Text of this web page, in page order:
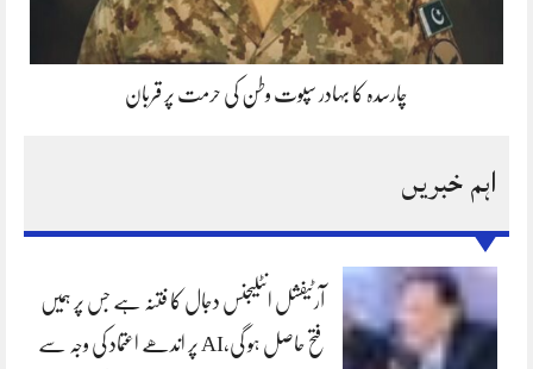
چارسدہ کا بہادر سپوت وطن کی حرمت پر قربان
اہم خبریں
آرٹیفشل انٹلیجنس دجال کا فتنہ ہے جس پر ہمیں
فتح حاصل ہو گی،AI پر اندھے اعتماد کی وجہ سے